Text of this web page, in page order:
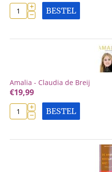
+
− BESTEL
Amalia - Claudia de Breij
€19,99
+
− BESTEL